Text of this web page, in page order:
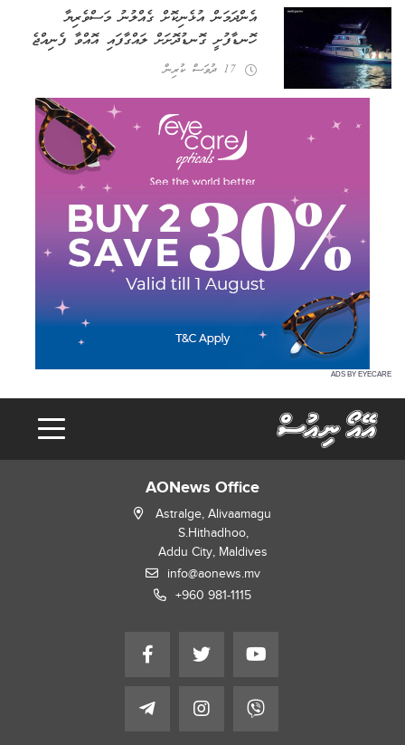
އެންދަމަން އުޅެނިކޮށް ގެއްލުނު މަސްވެރިޔާ
ހޮނޑާފުށީ ގޮނޑުދޮށަށް ލައްގާފައި އޮއްވާ ފެނިއްޖެ
17 ދުވަސް ކުރިން
ADS BY EYECARE
AONews Office
Astralge, Alivaamagu
S.Hithadhoo,
Addu City, Maldives
info@aonews.mv
+960 981-1115